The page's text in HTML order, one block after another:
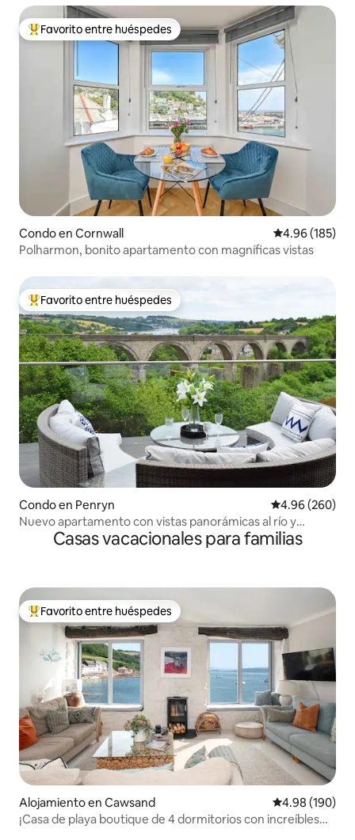
Favorito entre huéspedes preferido
Favorito entre huéspedes
Condo en Cornwall Calificación
4.96 (185)
Polharmon, bonito apartamento con magníficas vistas
Favorito entre huéspedes preferido
Favorito entre huéspedes
Condo en Penryn Calificación
4.96 (260)
Nuevo apartamento con vistas panorámicas al río y
cargador Tesla
Casas vacacionales para familias
Favorito entre huéspedes preferido
Favorito entre huéspedes
Alojamiento en Cawsand Calificación
4.98 (190)
¡Casa de playa boutique de 4 dormitorios con increíbles